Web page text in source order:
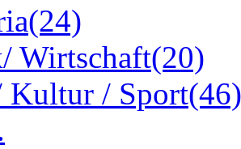
(24)
Wirtschaft(20)
Kultur / Sport(46)